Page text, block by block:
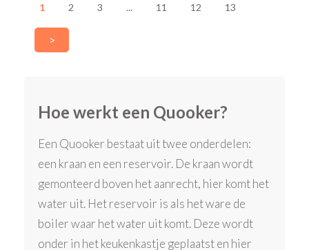
1 2 3 ... 11 12 13
>
Hoe werkt een Quooker?
Een Quooker bestaat uit twee onderdelen:
een kraan en een reservoir. De kraan wordt
gemonteerd boven het aanrecht, hier komt het
water uit. Het reservoir is als het ware de
boiler waar het water uit komt. Deze wordt
onder in het keukenkastje geplaatst en hier